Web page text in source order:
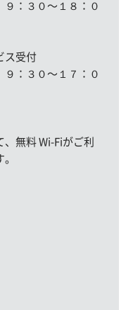
〜１８：０
受付
〜１７：０
料 Wi-Fiがご利